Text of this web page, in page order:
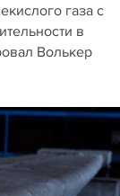
газа с
в
Волькер